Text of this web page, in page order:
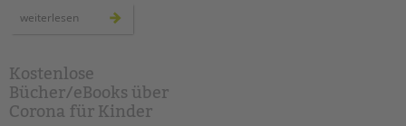
weiterlesen
auf
dem
schulhof
Kostenlose
Bücher/eBooks über
Corona für Kinder